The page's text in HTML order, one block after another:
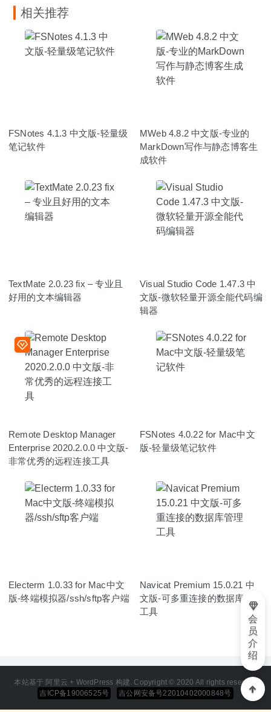
相关推荐
FSNotes 4.1.3 中文版-轻量级
笔记软件
MWeb 4.8.2 中文版-专业的
MarkDown写作与静态博客生
成软件
TextMate 2.0.23 fix – 专业且
好用的文本编辑器
Visual Studio Code 1.47.3 中
文版-微软轻量开源全能代码编
辑器
Remote Desktop Manager
Enterprise 2020.2.0.0 中文版-
非常优秀的远程连接工具
FSNotes 4.0.22 for Mac中文
版-轻量级笔记软件
Electerm 1.0.33 for Mac中文
版-终端模拟器/ssh/sftp客户端
Navicat Premium 15.0.21 中
文版-可多重连接的数据库管理
工具
本站基于 阿里云 + WordPress 构建. Copyright © 2020 All rights reserved
吉ICP备19006525号
吉公网安备号22010402000848号
会
员
介
绍